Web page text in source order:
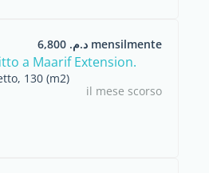
د.م. 6,800 mensilmente
a Maarif Extension.
130 (m2)
il mese scorso